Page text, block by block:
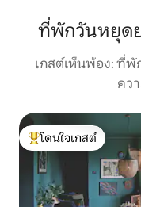
ที่พักวันหยุด
เกสต์เห็นพ้อง: ที่พั
คว
โดนใจเกสต์ที่สุด
โดนใจเกสต์